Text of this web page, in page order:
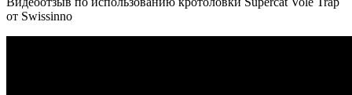
от Swissinno